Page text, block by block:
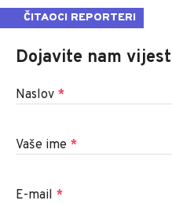
ČITAOCI REPORTERI
Dojavite nam vijest
Naslov *
Vaše ime *
E-mail *